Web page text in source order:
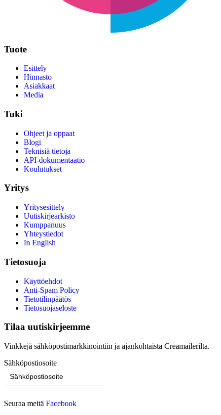
Tuote
Esittely
Hinnasto
Asiakkaat
Media
Tuki
Ohjeet ja oppaat
Blogi
Teknisiä tietoja
API-dokumentaatio
Koulutukset
Yritys
Yritysesittely
Uutiskirjearkisto
Kumppanuus
Yhteystiedot
In English
Tietosuoja
Käyttöehdot
Anti-Spam Policy
Tietotilinpäätös
Tietosuojaseloste
Tilaa uutiskirjeemme
Vinkkejä sähköpostimarkkinointiin ja ajankohtaista Creamailerilta.
Sähköpostiosoite
Seuraa meitä Facebook